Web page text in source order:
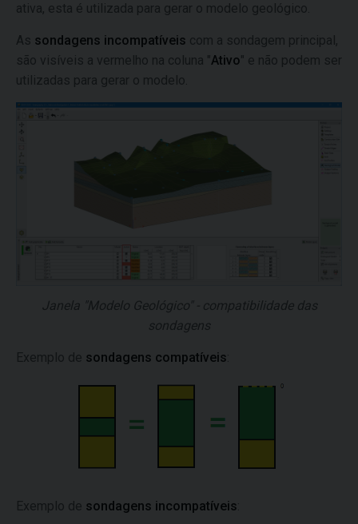
ativa, esta é utilizada para gerar o modelo geológico.
As sondagens incompatíveis com a sondagem principal,
são visíveis a vermelho na coluna "Ativo" e não podem ser
utilizadas para gerar o modelo.
Janela "Modelo Geológico" - compatibilidade das
sondagens
Exemplo de sondagens compatíveis
Exemplo de sondagens incompatíveis